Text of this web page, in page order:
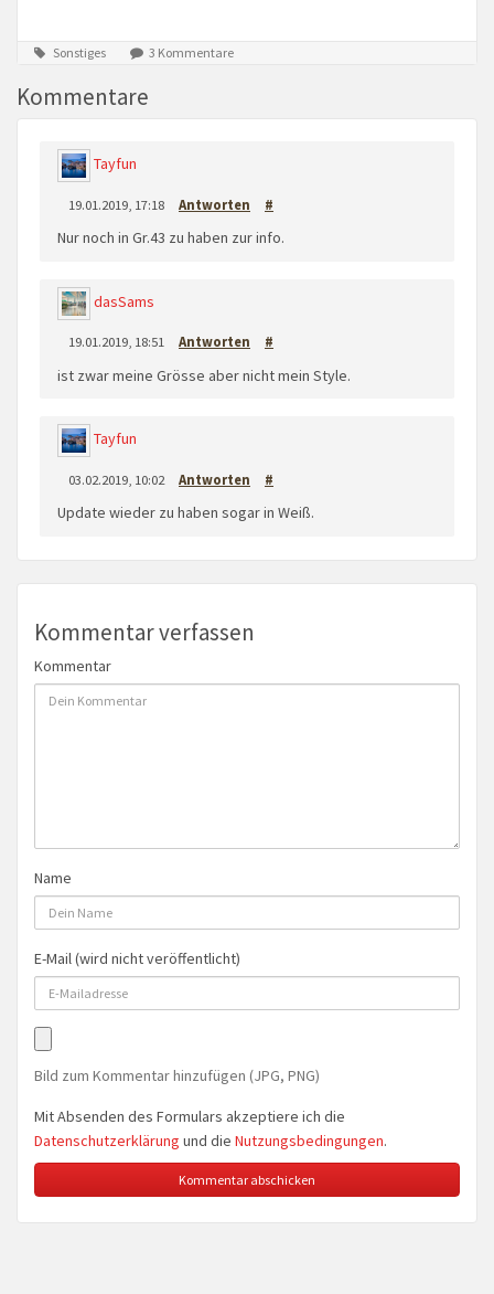
Sonstiges 3 Kommentare
Kommentare
Tayfun
19.01.2019, 17:18 Antworten #
Nur noch in Gr.43 zu haben zur info.
dasSams
19.01.2019, 18:51 Antworten #
ist zwar meine Grösse aber nicht mein Style.
Tayfun
03.02.2019, 10:02 Antworten #
Update wieder zu haben sogar in Weiß.
Kommentar verfassen
Kommentar
Name
E-Mail (wird nicht veröffentlicht)
Bild zum Kommentar hinzufügen (JPG, PNG)
Mit Absenden des Formulars akzeptiere ich die
Datenschutzerklärung und die Nutzungsbedingungen.